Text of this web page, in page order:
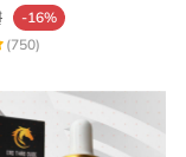
-16%
(750)